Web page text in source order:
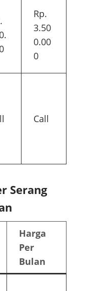
Rp.
3.50
0.00
0
Call
Serang
Harga
Per
Bulan